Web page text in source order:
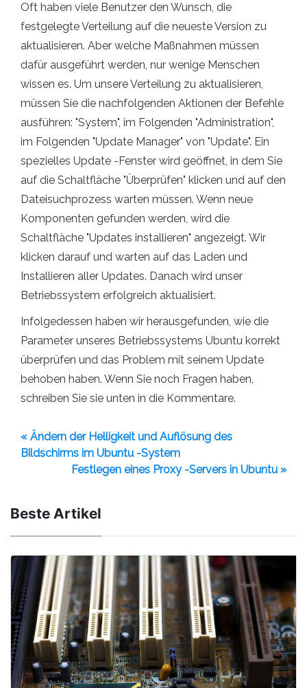
Oft haben viele Benutzer den Wunsch, die
festgelegte Verteilung auf die neueste Version zu
aktualisieren. Aber welche Maßnahmen müssen
dafür ausgeführt werden, nur wenige Menschen
wissen es. Um unsere Verteilung zu aktualisieren,
müssen Sie die nachfolgenden Aktionen der Befehle
ausführen: "System", im Folgenden "Administration",
im Folgenden "Update Manager" von "Update". Ein
spezielles Update -Fenster wird geöffnet, in dem Sie
auf die Schaltfläche "Überprüfen" klicken und auf den
Dateisuchprozess warten müssen. Wenn neue
Komponenten gefunden werden, wird die
Schaltfläche "Updates installieren" angezeigt. Wir
klicken darauf und warten auf das Laden und
Installieren aller Updates. Danach wird unser
Betriebssystem erfolgreich aktualisiert.
Infolgedessen haben wir herausgefunden, wie die
Parameter unseres Betriebssystems Ubuntu korrekt
überprüfen und das Problem mit seinem Update
behoben haben. Wenn Sie noch Fragen haben,
schreiben Sie sie unten in die Kommentare.
« Ändern der Helligkeit und Auflösung des
Bildschirms im Ubuntu -System
Festlegen eines Proxy -Servers in Ubuntu »
Beste Artikel